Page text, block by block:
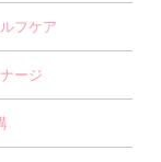
フケア
ージ